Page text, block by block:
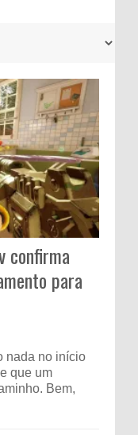
confirma
para
nada no início
que um
Bem,